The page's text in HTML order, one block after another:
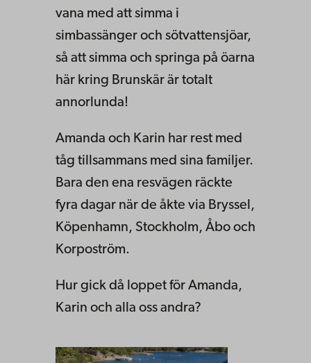
vana med att simma i
simbassänger och sötvattensjöar,
så att simma och springa på öarna
här kring Brunskär är totalt
annorlunda!
Amanda och Karin har rest med
tåg tillsammans med sina familjer.
Bara den ena resvägen räckte
fyra dagar när de åkte via Bryssel,
Köpenhamn, Stockholm, Åbo och
Korpoström.
Hur gick då loppet för Amanda,
Karin och alla oss andra?